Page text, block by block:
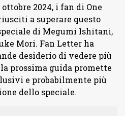
2024, i fan di One
a superare questo
di Megumi Ishitani,
Mori. Fan Letter ha
desiderio di vedere più
prossima guida promette
e probabilmente più
dello speciale.